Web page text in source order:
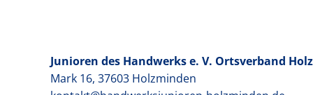
Junioren des Handwerks e. V. Ortsverband
Mark 16, 37603 Holzminden